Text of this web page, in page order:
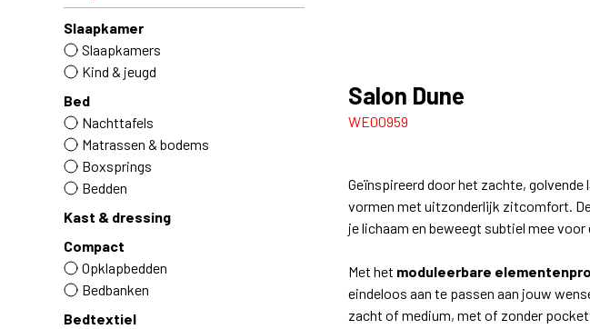
Slaapkamer
Slaapkamers
Kind & jeugd
Bed
Nachttafels
Matrassen & bodems
Boxsprings
Bedden
Kast & dressing
Compact
Opklapbedden
Bedbanken
Bedtextiel
Salon Dune
WE00959
Geïnspireerd door het zachte,
vormen met uitzonderlijk zitcomfort.
je lichaam en beweegt subtiel mee voor
Met het moduleerbare
eindeloos aan te passen aan jouw
zacht of medium, met of zonder